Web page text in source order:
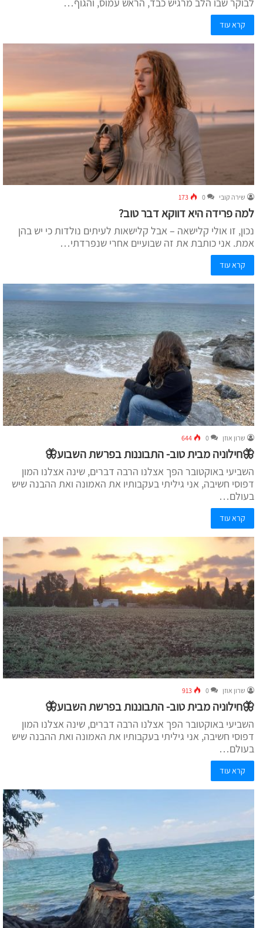
קרא עוד
שירה קובי 0
173
למה פרידה היא דווקא דבר טוב?
נכון, זו אולי קלישאה – אבל קלישאות לעיתים נולדות כי יש בהן
אמת. אני כותבת את זה שבועיים אחרי שנפרדתי…
קרא עוד
שרון אוזן 0
644
🦋חילוניה מבית טוב- התבוננות בפרשת השבוע🦋
השביעי באוקטובר הפך אצלנו הרבה דברים, שינה אצלנו המון
דפוסי חשיבה, אני גיליתי בעקבותיו את האמונה ואת ההבנה שיש
בעולם…
קרא עוד
שרון אוזן 0
913
🦋חילוניה מבית טוב- התבוננות בפרשת השבוע🦋
השביעי באוקטובר הפך אצלנו הרבה דברים, שינה אצלנו המון
דפוסי חשיבה, אני גיליתי בעקבותיו את האמונה ואת ההבנה שיש
בעולם…
קרא עוד